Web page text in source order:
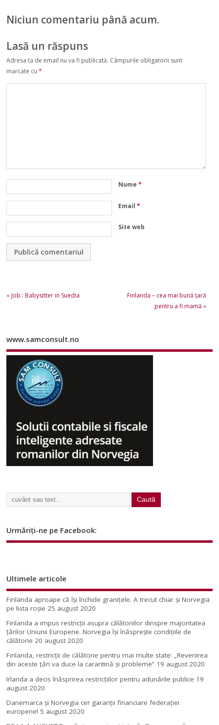
Niciun comentariu până acum.
Lasă un răspuns
Adresa ta de email nu va fi publicată. Câmpurile obligatorii sunt
marcate cu*
Nume*
Email*
Site web
«Job : Babysitter in Suedia
Finlanda – cea mai bună ţară
pentru a fi mamă »
www.samconsult.no
Urmăriți-ne pe Facebook:
Ultimele articole
Finlanda aproape că își închide granițele. A trecut chiar și Norvegia
pe lista roșie 25 august 2020
Finlanda a impus restricţii asupra călătoriilor dinspre majoritatea
ţărilor Uniunii Europene. Norvegia își înăsprește condițiile de
călătorie 20 august 2020
Finlanda, restricţii de călătorie pentru mai multe state: „Revenirea
din aceste ţări va duce la carantină şi probleme” 19 august 2020
Irlanda a decis înăsprirea restricțiilor pentru adunările publice 19
august 2020
Danemarca și Norvegia cer garanții financiare federației
europene! 5 august 2020